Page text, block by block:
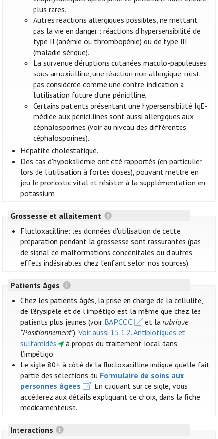
plus rares.
Autres réactions allergiques possibles, ne mettant
pas la vie en danger : réactions d’hypersensibilité de
type II (anémie ou thrombopénie) ou de type III
(maladie sérique).
La survenue d’éruptions cutanées maculo-papuleuses
sous amoxicilline, une réaction non allergique, n'est
pas considérée comme une contre-indication à
l’utilisation future d’une pénicilline.
Certains patients présentant une hypersensibilité IgE-
médiée aux pénicillines sont aussi allergiques aux
céphalosporines (voir au niveau des différentes
céphalosporines).
Hépatite cholestatique.
Des cas d'hypokaliémie ont été rapportés (en particulier
lors de l'utilisation à fortes doses), pouvant mettre en
jeu le pronostic vital et résister à la supplémentation en
potassium.
Grossesse et allaitement
Flucloxacilline: les données d'utilisation de cette
préparation pendant la grossesse sont rassurantes (pas
de signal de malformations congénitales ou d'autres
effets indésirables chez l’enfant selon nos sources).
Patients âgés
Chez les patients âgés, la prise en charge de la cellulite,
de l’érysipèle et de l'impétigo est la même que chez les
patients plus jeunes (voir BAPCOC et larubrique
“Positionnement”).Voir aussi 15.1.2. Antibiotiques et
sulfamidés
à propos du traitement local dans
l’impétigo.
Le sigle 80+ à côté de la flucloxacilline indique qu’elle fait
partie des sélections du Formulaire de soins aux
personnes âgées
. En cliquant sur ce sigle, vous
accéderez aux détails expliquant ce choix, dans la fiche
médicamenteuse.
Interactions